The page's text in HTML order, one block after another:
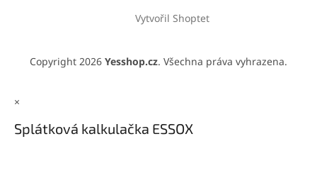
Vytvořil Shoptet
Copyright 2026 Yesshop.cz. Všechna práva vyhrazena.
×
Splátková kalkulačka ESSOX